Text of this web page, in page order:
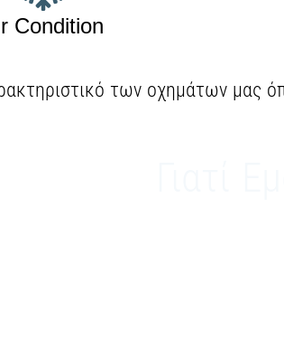
Condition
των οχημάτων μας